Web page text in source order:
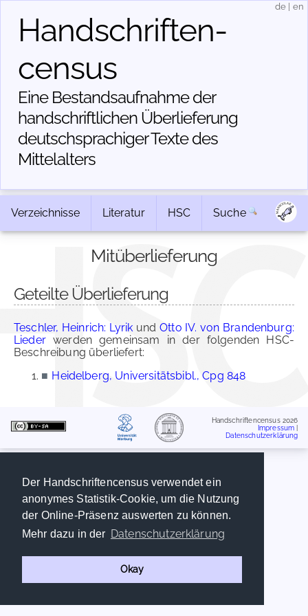
Der Handschriftencensus verwendet ein
anonymes Statistik-Cookie, um die Nutzung
der Online-Präsenz auswerten zu können.
Mehr dazu in der Datenschutzerklärung
Okay
Handschriften­
census
Eine Bestandsaufnahme der
handschriftlichen Über­lieferung
deutschsprachiger Texte des
Mittelalters
de en
Verzeichnisse Literatur HSC Suche
Mitüberlieferung
Geteilte Überlieferung
Teschler, Heinrich: Lyrik undOtto IV. von Brandenburg:
Liederwerden gemeinsam in der folgenden HSC-
Beschreibung überliefert:
■ Heidelberg, Universitätsbibl., Cpg 848
Handschriftencensus 2026
Impressum
Datenschutzerklärung